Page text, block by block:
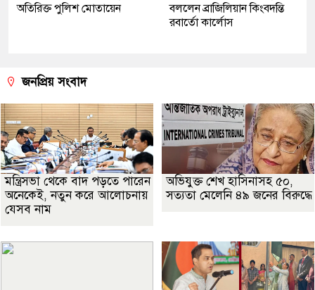
অতিরিক্ত পুলিশ মোতায়েন
বললেন ব্রাজিলিয়ান কিংবদন্তি
রবার্তো কার্লোস
জনপ্রিয় সংবাদ
মন্ত্রিসভা থেকে বাদ পড়তে পারেন
অনেকেই, নতুন করে আলোচনায়
যেসব নাম
অভিযুক্ত শেখ হাসিনাসহ ৫০,
সত্যতা মেলেনি ৪৯ জনের বিরুদ্ধে